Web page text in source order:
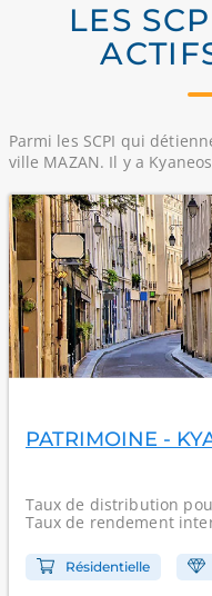
LES
Parmi les SCPI qui
ville MAZAN. Il y a
PATRIMOINE -
Taux de distribution
Taux de rendement
Résidentielle